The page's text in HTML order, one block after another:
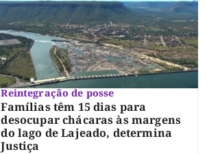
Reintegração de posse
Famílias têm 15 dias para
desocupar chácaras às margens
do lago de Lajeado, determina
Justiça